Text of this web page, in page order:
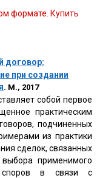
формате. Купить
договор:
при создании
. М., 2017
собой первое
практическим
подчиненных
из практики
сделок, связанных
применимого
в связи с